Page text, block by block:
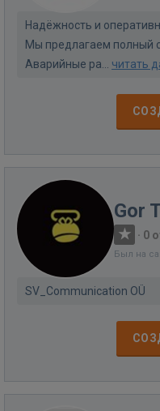
Надёжность и
Мы предлагаем полный
Аварийные ра... читать
Gor
· 0
Был на
SV_Communication OÜ